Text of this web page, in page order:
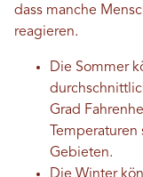
dass manche
reagieren.
Die Sommer
Grad
Gebieten.